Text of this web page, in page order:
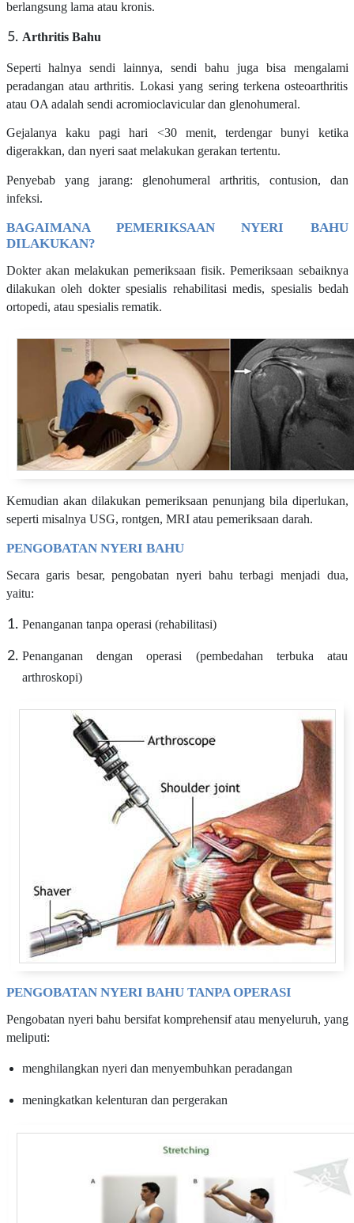
berlangsung lama atau kronis.
Arthritis Bahu
Seperti halnya sendi lainnya, sendi bahu juga bisa mengalami
peradangan atau arthritis. Lokasi yang sering terkena osteoarthritis
atau OA adalah sendi acromioclavicular dan glenohumeral.
Gejalanya kaku pagi hari <30 menit, terdengar bunyi ketika
digerakkan, dan nyeri saat melakukan gerakan tertentu.
Penyebab yang jarang: glenohumeral arthritis, contusion, dan
infeksi.
BAGAIMANA PEMERIKSAAN NYERI BAHU
DILAKUKAN?
Dokter akan melakukan pemeriksaan fisik. Pemeriksaan sebaiknya
dilakukan oleh dokter spesialis rehabilitasi medis, spesialis bedah
ortopedi, atau spesialis rematik.
Kemudian akan dilakukan pemeriksaan penunjang bila diperlukan,
seperti misalnya USG, rontgen, MRI atau pemeriksaan darah.
PENGOBATAN NYERI BAHU
Secara garis besar, pengobatan nyeri bahu terbagi menjadi dua,
yaitu:
Penanganan tanpa operasi (rehabilitasi)
Penanganan dengan operasi (pembedahan terbuka atau
arthroskopi)
PENGOBATAN NYERI BAHU TANPA OPERASI
Pengobatan nyeri bahu bersifat komprehensif atau menyeluruh, yang
meliputi:
menghilangkan nyeri dan menyembuhkan peradangan
meningkatkan kelenturan dan pergerakan